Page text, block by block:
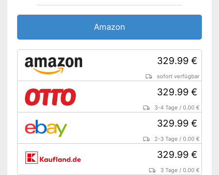
Amazon
329.99 €
sofort verfügbar
329.99 €
3-4 Tage /0.00 €
329.99 €
2-3 Tage /0.00 €
329.99 €
3 Tage /0.00 €